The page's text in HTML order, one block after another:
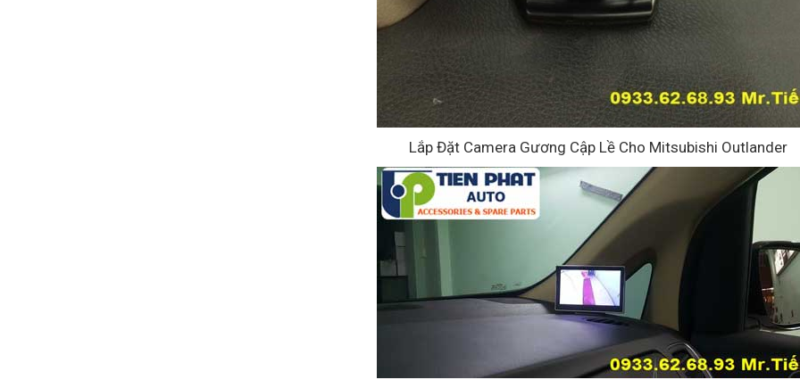
Lắp Đặt Camera Gương Cập Lề Cho Mitsubishi Outlander